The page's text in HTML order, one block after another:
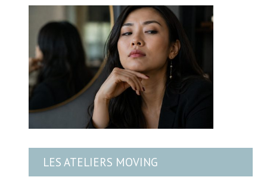
LES ATELIERS MOVING